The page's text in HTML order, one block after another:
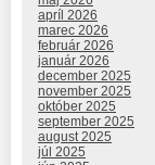
apríl 2026
marec 2026
február 2026
január 2026
december 2025
november 2025
október 2025
september 2025
august 2025
júl 2025